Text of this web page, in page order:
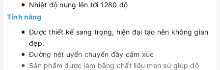
Nhiệt độ nung lên tới 1280 độ
Tính năng
Được thiết kế sang trọng, hiện đại tạo nên không gian
đẹp.
Đường nét uyển chuyển đầy cảm xúc
Sản phẩm được làm bằng chất liệu men sứ giúp độ